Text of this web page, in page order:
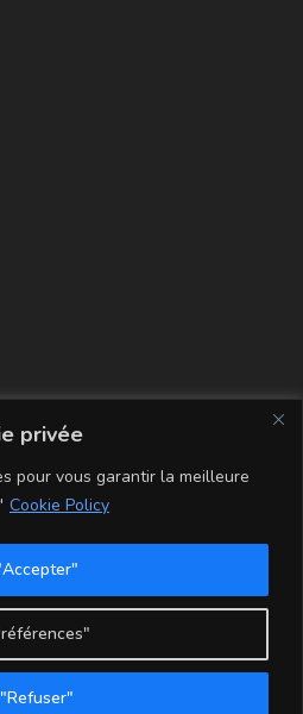
privée
pour vous garantir la meilleure
Cookie Policy
"Refuser"
Mentions légales
Mon compte
et Cookie
Theme by OceanWP